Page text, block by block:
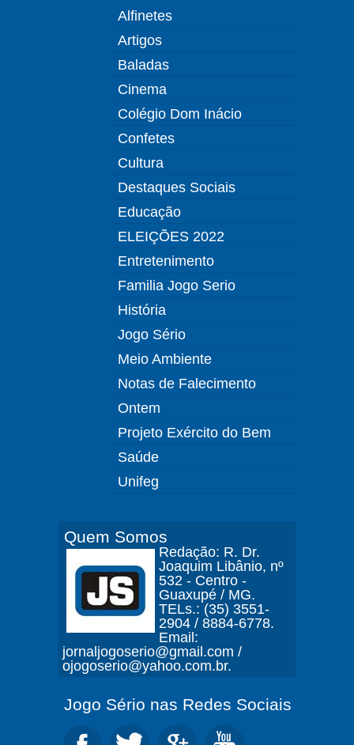
Alfinetes
Artigos
Baladas
Cinema
Colégio Dom Inácio
Confetes
Cultura
Destaques Sociais
Educação
ELEIÇÕES 2022
Entretenimento
Familia Jogo Serio
História
Jogo Sério
Meio Ambiente
Notas de Falecimento
Ontem
Projeto Exército do Bem
Saúde
Unifeg
Quem Somos
Redação: R. Dr.
Joaquim Libânio, nº
532 - Centro -
Guaxupé / MG.
TELs.: (35) 3551-
2904 / 8884-6778.
Email:
jornaljogoserio@gmail.com /
ojogoserio@yahoo.com.br.
Jogo Sério nas Redes Sociais